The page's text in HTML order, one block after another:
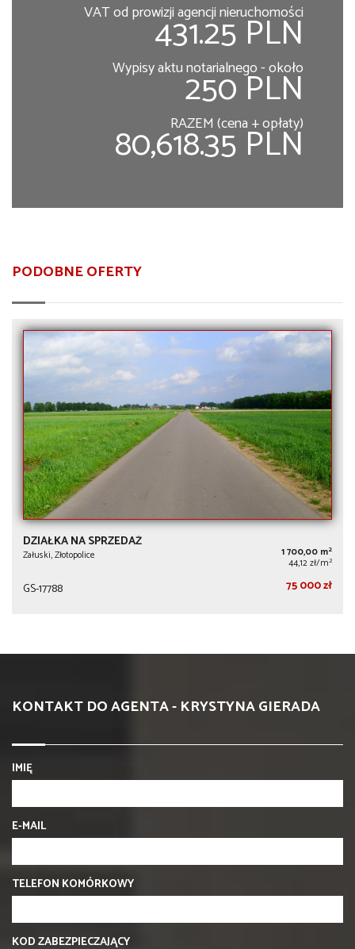
VAT od prowizji agencji nieruchomości
431.25 PLN
Wypisy aktu notarialnego - około
250 PLN
RAZEM (cena + opłaty)
80,618.35 PLN
PODOBNE OFERTY
DZIAŁKA NA SPRZEDAŻ
Załuski, Złotopolice 1 700,00 m2
44,12 zł/m2
GS-17788 75 000 zł
KONTAKT DO AGENTA - KRYSTYNA GIERADA
IMIĘ
E-MAIL
TELEFON KOMÓRKOWY
KOD ZABEZPIECZAJĄCY